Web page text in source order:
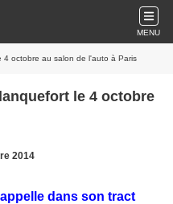
MENU
4 octobre au salon de l'auto à Paris
le 4 octobre
2014
dans son tract